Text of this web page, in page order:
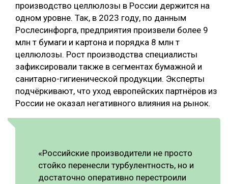
ДЕРЕВЯННОЕ ДОМОСТРОЕНИЕ
БЕЗОПАСНОЕ ПРОИЗВОДСТВО
СОРТИРОВКА ДРЕВЕСИНЫ
СУШКА ДРЕВЕСИНЫ
МЕБЕЛЬНОЕ ПРОИЗВОДСТВО
производство целлюлозы в России держится на
одном уровне. Так, в 2023 году, по данным
Рослесинфорга, предприятия произвели более 9
млн т бумаги и картона и порядка 8 млн т
целлюлозы. Рост производства специалисты
зафиксировали также в сегментах бумажной и
санитарно-гигиенической продукции. Эксперты
подчёркивают, что уход европейских партнёров из
России не оказал негативного влияния на рынок.
«Российские производители не просто
стойко перенесли турбулентность, но и
достаточно оперативно перестроили